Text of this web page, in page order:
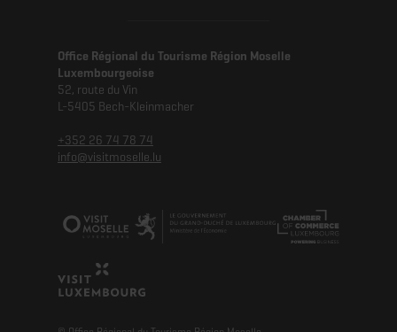
Office Régional du Tourisme Région Moselle
Luxembourgeoise
52, route du Vin
L-5405 Bech-Kleinmacher
+352 26 74 78 74
info@visitmoselle.lu